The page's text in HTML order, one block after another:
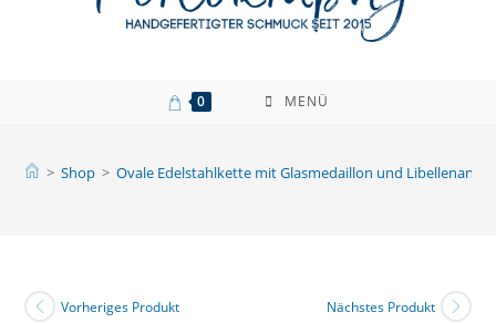
0 MENÜ
> Shop > Ovale Edelstahlkette mit Glasmedaillon und
Vorheriges Produkt Nächstes Produkt